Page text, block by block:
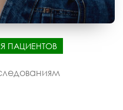
ПАЦИЕНТОВ